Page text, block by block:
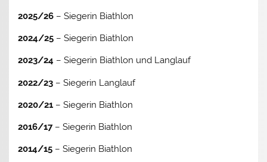
2025/26 – Siegerin Biathlon
2024/25 – Siegerin Biathlon
2023/24 – Siegerin Biathlon und Langlauf
2022/23 – Siegerin Langlauf
2020/21 – Siegerin Biathlon
2016/17– Siegerin Biathlon
2014/15 – Siegerin Biathlon